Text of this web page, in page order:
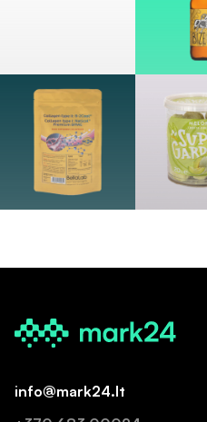
info@mark24.lt